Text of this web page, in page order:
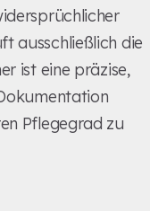
ausschließlich die
ist eine präzise,
Pflegegrad zu